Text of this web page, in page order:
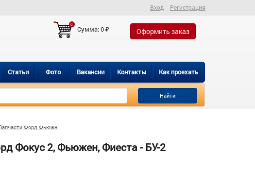
Вход Регистрация
0
Сумма:0₽ Оформить заказ
Статьи Фото Вакансии Контакты Как проехать
Найти
Форд Фьюжн
Фокус 2, Фьюжен, Фиеста - БУ-2